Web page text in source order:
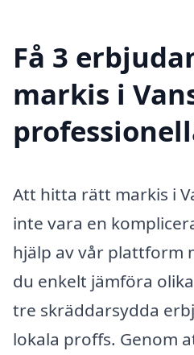
Få 3
markis i
Att hitta rätt markis i
inte vara en
hjälp av vår plattform
du enkelt jämföra
tre skräddarsydda
lokala proffs. Genom